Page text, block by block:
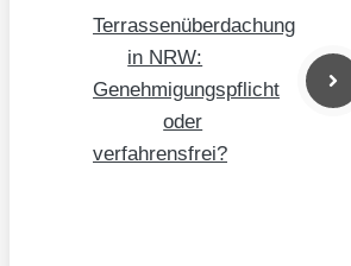
Terrassenüberdachung
in NRW:
Genehmigungspflicht
oder
verfahrensfrei?